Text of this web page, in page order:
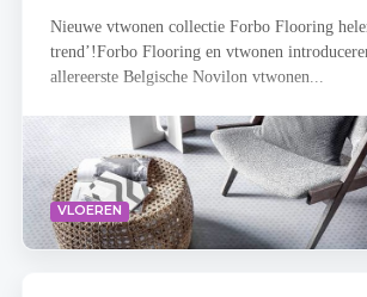
Nieuwe vtwonen collectie Forbo Flooring
trend’!Forbo Flooring en vtwonen
allereerste Belgische Novilon vtwonen...
VLOEREN